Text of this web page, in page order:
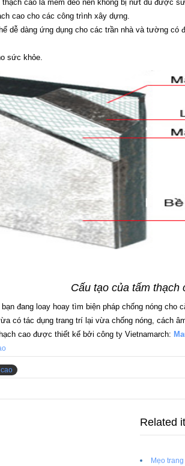
cao là mềm dẻo nên không bị nứt dù được
cao cho các công trình xây dựng.
dễ dàng ứng dụng cho các trần nhà và tường có
sức khỏe.
Cấu tạo của tấm thạch
đang loay hoay tìm biện pháp chống nóng cho
có tác dụng trang trí lại vừa chống nóng, cách
cao được thiết kế bởi công ty Vietnamarch:
Related
Mẹo